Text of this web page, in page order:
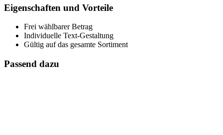
Eigenschaften und Vorteile
Frei wählbarer Betrag
Individuelle Text-Gestaltung
Gültig auf das gesamte Sortiment
Passend dazu